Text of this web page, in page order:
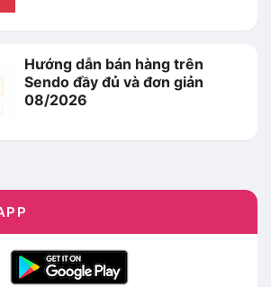
Hướng dẫn bán hàng trên
Sendo đầy đủ và đơn giản
08/2026